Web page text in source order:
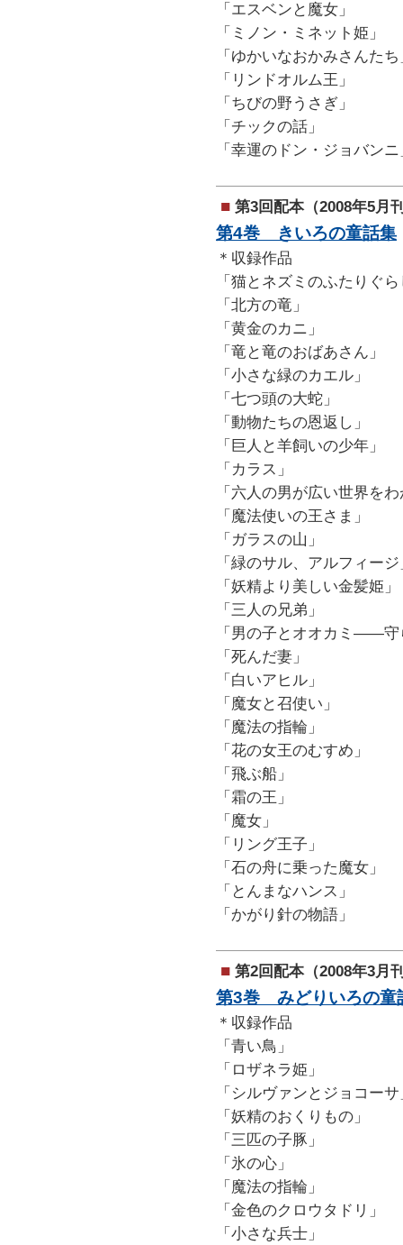
「エスベンと魔女」
「ミノン・ミネット姫」
「ゆかいなおかみさんたち
「リンドオルム王」
「ちびの野うさぎ」
「チックの話」
「幸運のドン・ジョバンニ
■ 第3回配本（2008年5月
第4巻 きいろの童話集
＊収録作品
「猫とネズミのふたりぐ
「北方の竜」
「黄金のカニ」
「竜と竜のおばあさん」
「小さな緑のカエル」
「七つ頭の大蛇」
「動物たちの恩返し」
「巨人と羊飼いの少年」
「カラス」
「六人の男が広い世界を
「魔法使いの王さま」
「ガラスの山」
「緑のサル、アルフィージ
「妖精より美しい金髪姫」
「三人の兄弟」
「男の子とオオカミ――
「死んだ妻」
「白いアヒル」
「魔女と召使い」
「魔法の指輪」
「花の女王のむすめ」
「飛ぶ船」
「霜の王」
「魔女」
「リング王子」
「石の舟に乗った魔女」
「とんまなハンス」
「かがり針の物語」
■ 第2回配本（2008年3月
第3巻 みどりいろの童
＊収録作品
「青い鳥」
「ロザネラ姫」
「シルヴァンとジョコーサ
「妖精のおくりもの」
「三匹の子豚」
「氷の心」
「魔法の指輪」
「金色のクロウタドリ」
「小さな兵士」